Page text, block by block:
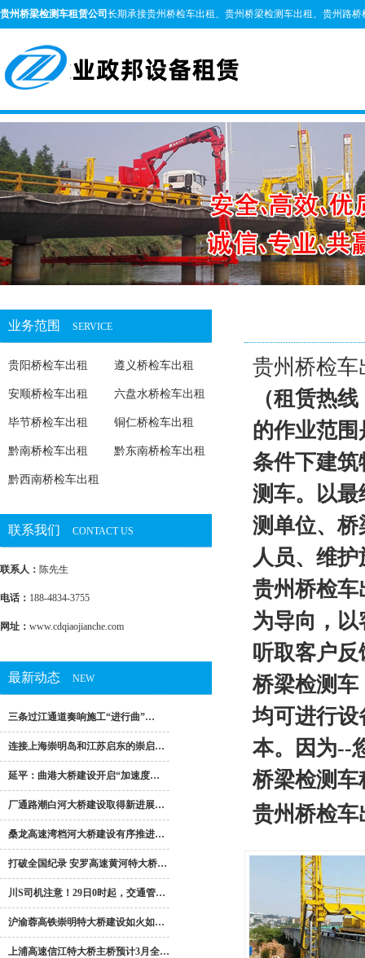
贵州桥梁检测车租赁公司 长期承接贵州桥检车出租、贵州桥梁检测车出租、贵州路
业务范围 SERVICE
贵阳桥检车出租 遵义桥检车出租
安顺桥检车出租 六盘水桥检车出租
毕节桥检车出租 铜仁桥检车出租
黔南桥检车出租 黔东南桥检车出租
黔西南桥检车出租
联系我们 CONTACT US
联系人： 陈先生
电话： 188-4834-3755
网址： www.cdqiaojianche.com
最新动态 NEW
三条过江通道奏响施工“进行曲”…
连接上海崇明岛和江苏启东的崇启…
延平：曲港大桥建设开启“加速度…
厂通路潮白河大桥建设取得新进展…
桑龙高速湾档河大桥建设有序推进…
打破全国纪录 安罗高速黄河特大桥…
川S司机注意！29日0时起，交通管…
沪渝蓉高铁崇明特大桥建设如火如…
上浦高速信江特大桥主桥预计3月全…
贵州桥检车
（租赁热
的作业范围
条件下建
测车。以
测单位、
人员、维
贵州桥检车
为导向，
听取客户
桥梁检测
均可进行
本。因为--
桥梁检测车
贵州桥检车